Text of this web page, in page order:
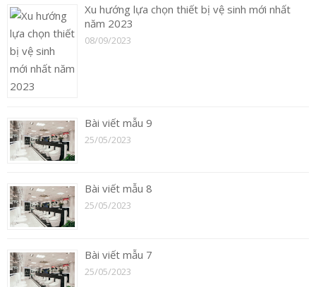
Xu hướng lựa chọn thiết bị vệ sinh mới nhất
năm 2023
08/09/2023
Bài viết mẫu 9
25/05/2023
Bài viết mẫu 8
25/05/2023
Bài viết mẫu 7
25/05/2023